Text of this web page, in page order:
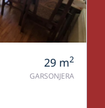
29 m2
GARSONJERA